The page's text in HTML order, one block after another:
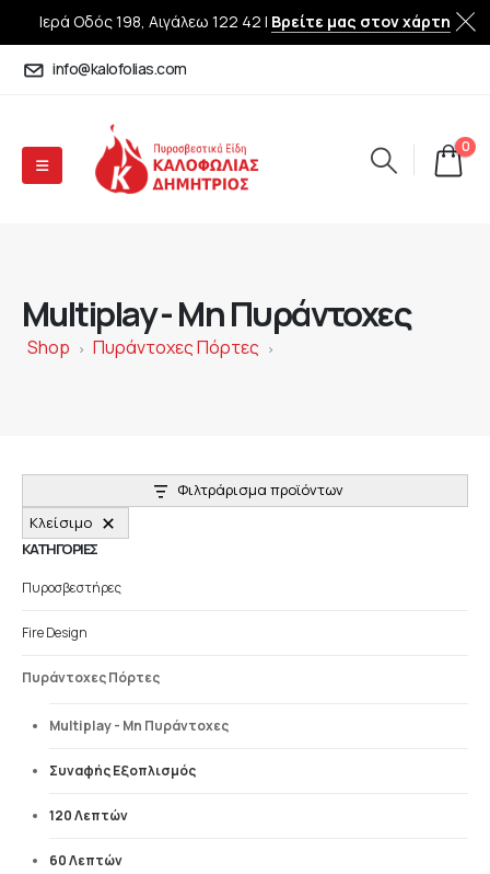
Ιερά Οδός 198, Αιγάλεω 122 42 | Βρείτε μας στον χάρτη
info@kalofolias.com
0
Multiplay - Μη Πυράντοχες
Shop > Πυράντοχες Πόρτες >
Φιλτράρισμα προϊόντων
Κλείσιμο
ΚΑΤΗΓΟΡΙΕΣ
Πυροσβεστήρες
Fire Design
Πυράντοχες Πόρτες
Multiplay - Μη Πυράντοχες
Συναφής Εξοπλισμός
120 Λεπτών
60 Λεπτών